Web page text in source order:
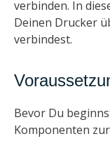
verbinden. In
Deinen Drucker
verbindest.
Bevor Du
Komponenten